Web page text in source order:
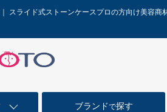
スライド式ストーンケースプロの方向け美容商
ブランドで探す